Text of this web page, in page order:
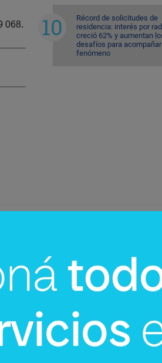
068.
Récord de solicitudes de
residencia: interés por
creció 62% y aumentan
desafíos para
fenómeno
Miami
2026 (parte III): ¿cómo
(Long video + Tik Tok
+ eventos)